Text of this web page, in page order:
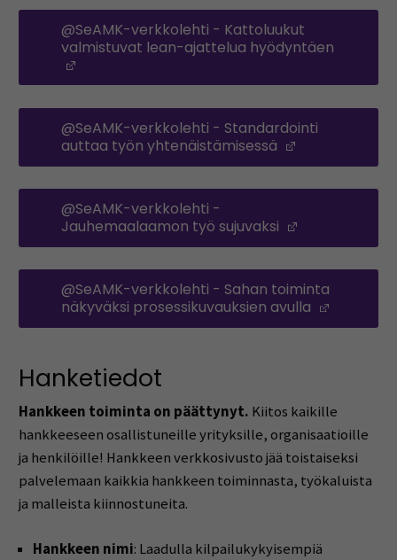
@SeAMK-verkkolehti - Kattoluukut
valmistuvat lean-ajattelua hyödyntäen
@SeAMK-verkkolehti - Standardointi
auttaa työn yhtenäistämisessä
@SeAMK-verkkolehti -
Jauhemaalaamon työ sujuvaksi
@SeAMK-verkkolehti - Sahan toiminta
näkyväksi prosessikuvauksien avulla
Hanketiedot
Hankkeen toiminta on päättynyt. Kiitos kaikille
hankkeeseen osallistuneille yrityksille, organisaatioille
ja henkilöille! Hankkeen verkkosivusto jää toistaiseksi
palvelemaan kaikkia hankkeen toiminnasta, työkaluista
ja malleista kiinnostuneita.
Hankkeen nimi: Laadulla kilpailukykyisempiä